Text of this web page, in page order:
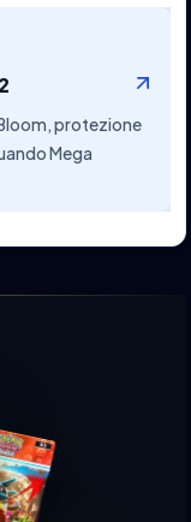
protezione
Mega